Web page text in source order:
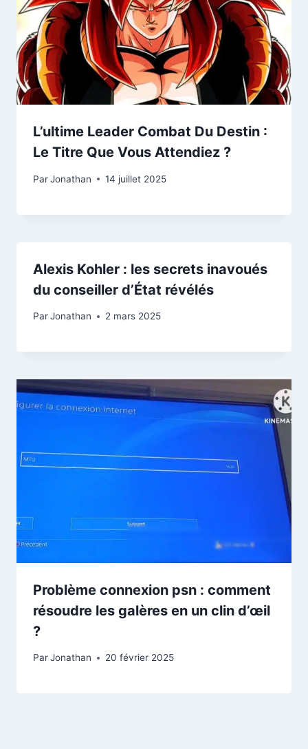
L’ultime Leader Combat Du Destin :
Le Titre Que Vous Attendiez ?
ParJonathan 14 juillet 2025
Alexis Kohler : les secrets inavoués
du conseiller d’État révélés
ParJonathan 2 mars 2025
Problème connexion psn : comment
résoudre les galères en un clin d’œil
?
ParJonathan 20 février 2025